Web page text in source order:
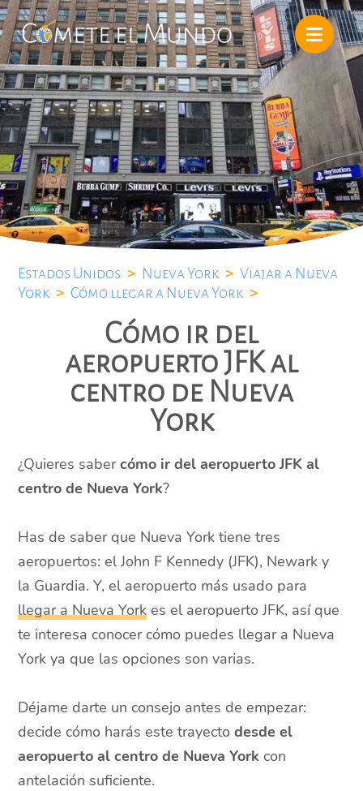
Estados Unidos > Nueva York > Viajar a Nueva
York > Cómo llegar a Nueva York >
Cómo ir del
aeropuerto JFK al
centro de Nueva
York
¿Quieres sabercómo ir del aeropuerto JFK al
centro de Nueva York?
Has de saber que Nueva York tiene tres
aeropuertos: el John F Kennedy (JFK), Newark y
la Guardia. Y, el aeropuerto más usado para
llegar a Nueva York es el aeropuerto JFK, así que
te interesa conocer cómo puedes llegar a Nueva
York ya que las opciones son varias.
Déjame darte un consejo antes de empezar:
decide cómo harás este trayectodesde el
aeropuerto al centro de Nueva York con
antelación suficiente.